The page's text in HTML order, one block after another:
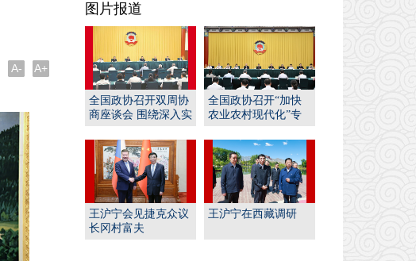
A- A+
图片报道
全国政协召开双周协
商座谈会 围绕深入实
动...
全国政协召开“加快
农业农村现代化”专
并...
王沪宁会见捷克众议
长冈村富夫
王沪宁在西藏调研